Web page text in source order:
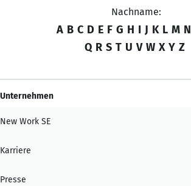
Nachname:
A B C D E F G H I J K L M N
Q R S T U V W X Y Z
Unternehmen
New Work SE
Karriere
Presse